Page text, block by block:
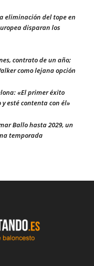
eliminación del tope en
disparan los
contrato de un año;
como lejana opción
«El primer éxito
esté contenta con él»
Ballo hasta 2029, un
temporada